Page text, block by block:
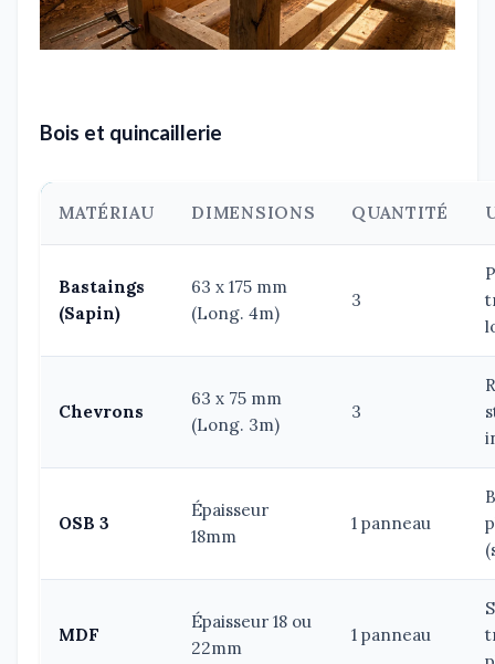
Bois et quincaillerie
MATÉRIAU DIMENSIONS QUANTITÉ
Bastaings
(Sapin)
63 x 175 mm
(Long. 4m)
3
Chevrons
63 x 75 mm
(Long. 3m)
3
OSB 3
Épaisseur
18mm
1 panneau
MDF
Épaisseur 18 ou
22mm
1 panneau